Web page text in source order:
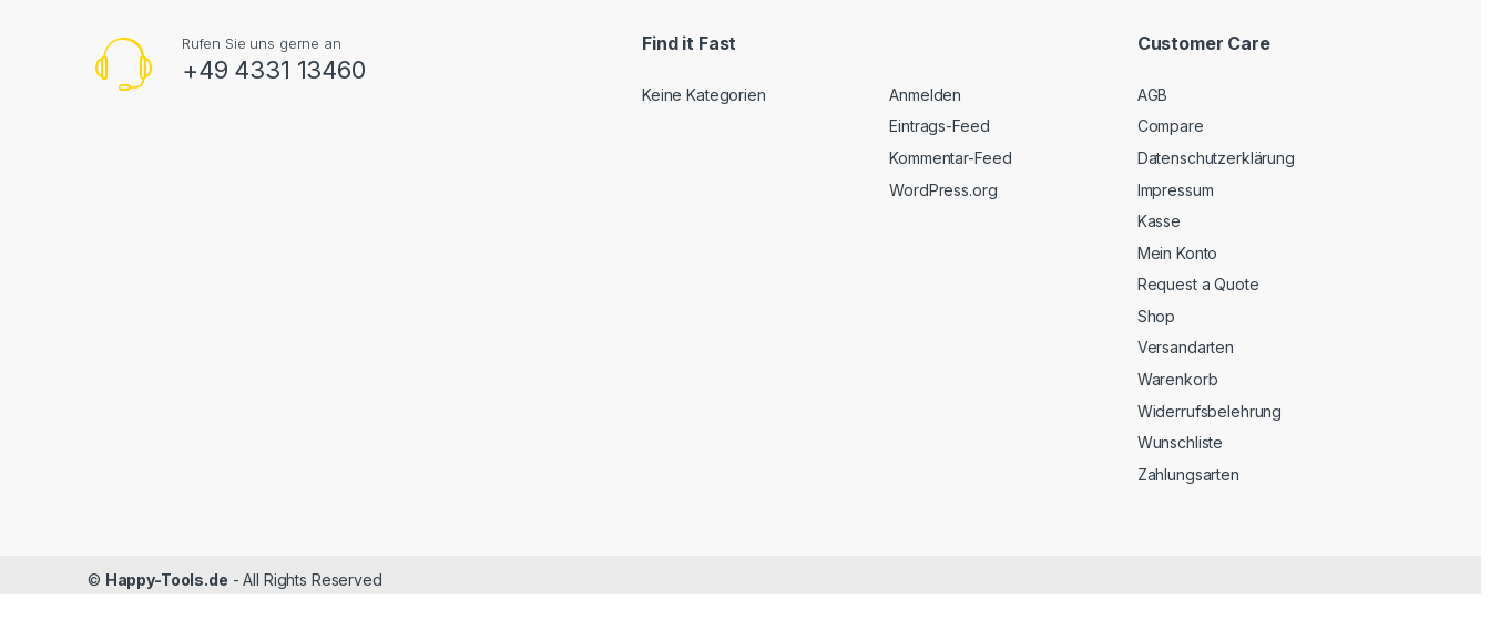
Rufen Sie uns gerne an
+49 4331 13460
Find it Fast
Keine Kategorien
Anmelden
Eintrags-Feed
Kommentar-Feed
WordPress.org
Customer Care
AGB
Compare
Datenschutzerklärung
Impressum
Kasse
Mein Konto
Request a Quote
Shop
Versandarten
Warenkorb
Widerrufsbelehrung
Wunschliste
Zahlungsarten
© Happy-Tools.de - All Rights Reserved